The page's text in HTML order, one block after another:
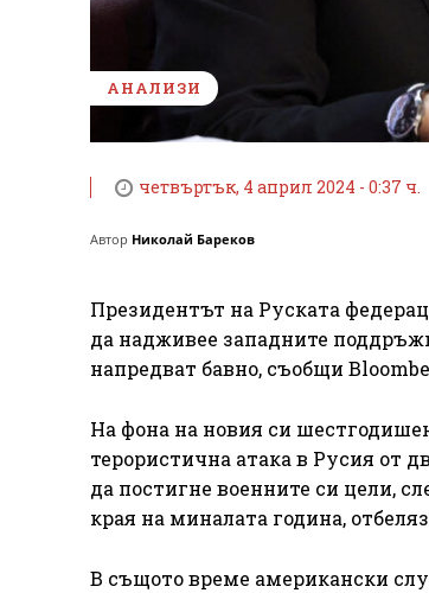
АНАЛИЗИ
четвъртък, 4 април 2024 - 0:37 ч.
Автор Николай Бареков
Президентът на Руската
да надживее западните
напредват бавно, съобщи
На фона на новия си
терористична атака в Русия от
да постигне военните си цели,
края на миналата година,
В същото време американски